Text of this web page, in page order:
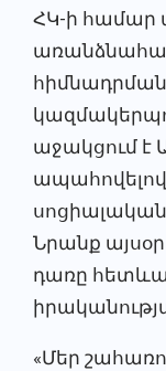
ՀԿ-ի համար
աջակցում է
սոցիալական
Նրանք
դառը
«Մեր